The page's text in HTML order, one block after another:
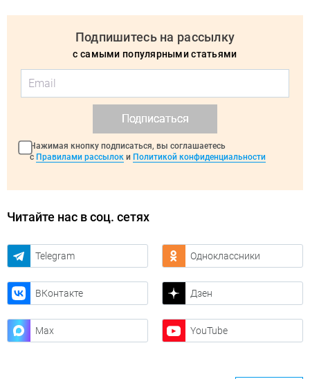
Подпишитесь на рассылку
с самыми популярными статьями
Подписаться
Нажимая кнопку подписаться, вы соглашаетесь
с Правилами рассылок и Политикой конфиденциальности
Читайте нас в соц. сетях
Telegram Одноклассники
ВКонтакте Дзен
Max YouTube